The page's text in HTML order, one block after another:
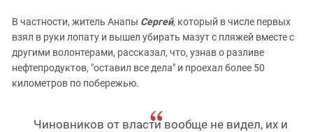
В частности, житель Анапы Сергей, который в числе первых
взял в руки лопату и вышел убирать мазут с пляжей вместе с
другими волонтерами, рассказал, что, узнав о разливе
нефтепродуктов, "оставил все дела" и проехал более 50
километров по побережью.
Чиновников от власти вообще не видел, их и